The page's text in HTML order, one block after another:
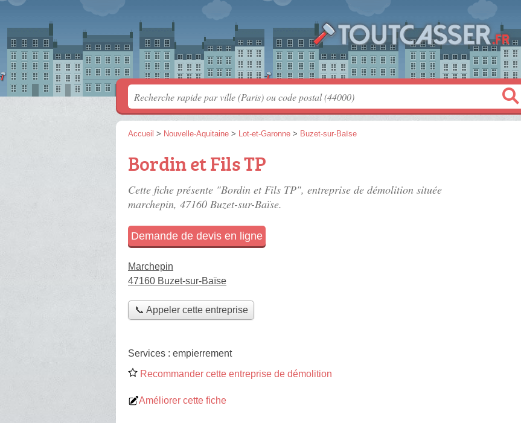
Accueil > Nouvelle-Aquitaine > Lot-et-Garonne > Buzet-sur-Baïse
Bordin et Fils TP
Cette fiche présente "Bordin et Fils TP", entreprise de démolition située
marchepin, 47160 Buzet-sur-Baïse.
Demande de devis en ligne
Marchepin
47160 Buzet-sur-Baïse
📞 Appeler cette entreprise
Services : empierrement
Recommander cette entreprise de démolition
Améliorer cette fiche